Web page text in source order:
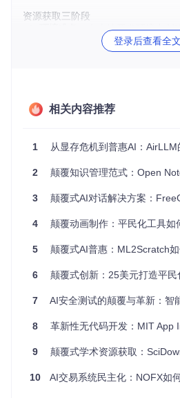
资源获取三阶段
：在本地开发环境中创
用Python虚拟环境隔离依赖
提示：建议定期执行资源同步操作
的密钥资源
模块三：技术特性
项目提供的API密钥均符合OpenAI
特性指标
有效性周期
7-30天
调用频率限制
10次/分钟
模型访问权限
基础模型
所有密钥均通过SHA-256哈希验证
性，且采用随机算法生成，降低被
模块四：场景适配
登录后查看全文
相关内容推荐
1 从显存危机到普惠AI：AirLLM的颠
2 颠覆知识管理范式：Open Notebook开源
3 颠覆式AI对话解决方案：FreeGPT WebUI
4 颠覆动画制作：平民化工具如
5 颠覆式AI普惠：ML2Scratch如
6 颠覆式创新：25美元打造平
7 AI安全测试的颠覆与革新：智能渗透
8 革新性无代码开发：MIT App
9 颠覆式学术资源获取：SciDownl
10 AI交易系统民主化：NOFX如何让普